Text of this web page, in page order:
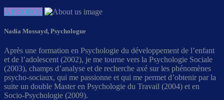
A PROPOS
Nadia Mossayd, Psychologue
Après une formation en Psychologie du développement de l’enfant
et de l’adolescent (2002), je me tourne vers la Psychologie Sociale
(2003), champs d’analyse et de recherche axé sur les phénomènes
psycho-sociaux, qui me passionne et qui me permet d’obtenir par la
suite un double Master en Psychologie du Travail (2004) et en
Socio-Psychologie (2009).